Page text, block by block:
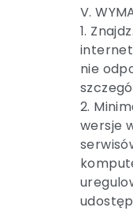
V.
1.
nie
2.
wersje